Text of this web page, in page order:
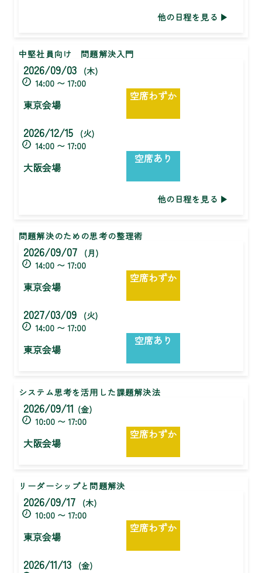
他の日程を見る
中堅社員向け 問題解決入門
2026/09/03
(木)
14:00 〜 17:00
東京会場
空席わずか
2026/12/15
(火)
14:00 〜 17:00
大阪会場
空席あり
他の日程を見る
問題解決のための思考の整理術
2026/09/07
(月)
14:00 〜 17:00
東京会場
空席わずか
2027/03/09
(火)
14:00 〜 17:00
東京会場
空席あり
システム思考を活用した課題解決法
2026/09/11 (金)
10:00 〜 17:00
大阪会場
空席わずか
リーダーシップと問題解決
2026/09/17
(木)
10:00 〜 17:00
東京会場
空席わずか
2026/11/13
(金)